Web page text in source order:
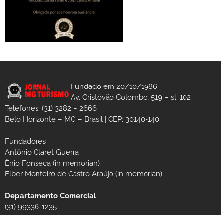
Fundado em 20/10/1986
Av. Cristóvão Colombo, 519 – sl. 102
Telefones: (31) 3282 – 2666
Belo Horizonte – MG – Brasil | CEP: 30140-140
Fundadores
Antônio Claret Guerra
Ênio Fonseca (in memorian)
Elber Monteiro de Castro Araújo (in memorian)
Departamento Comercial
(31) 99336-1235